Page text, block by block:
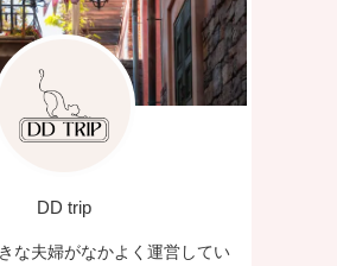
DD trip
な夫婦がなかよく運営してい